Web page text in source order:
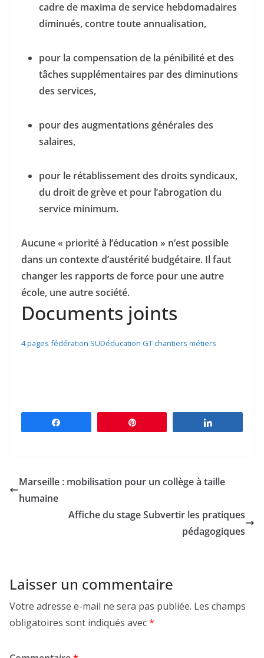
cadre de maxima de service hebdomadaires
diminués, contre toute annualisation,
pour la compensation de la pénibilité et des
tâches supplémentaires par des diminutions
des services,
pour des augmentations générales des
salaires,
pour le rétablissement des droits syndicaux,
du droit de grève et pour l’abrogation du
service minimum.
Aucune « priorité à l’éducation » n’est possible
dans un contexte d’austérité budgétaire. Il faut
changer les rapports de force pour une autre
école, une autre société.
Documents joints
4 pages fédération SUDéducation GT chantiers métiers
Marseille : mobilisation pour un collège à taille
humaine
Affiche du stage Subvertir les pratiques
pédagogiques
Laisser un commentaire
Votre adresse e-mail ne sera pas publiée. Les champs
obligatoires sont indiqués avec*